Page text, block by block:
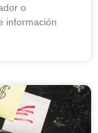
o
información